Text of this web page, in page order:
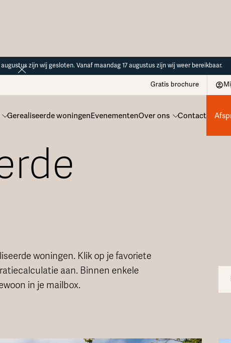
zijn wij gesloten. Vanaf maandag 17 augustus zijn wij weer bereikbaar.
Gerealiseerde woningenEvenementenOver ons Contact
Gratis brochure
woningen. Klik op je favoriete
aan. Binnen enkele
in je mailbox.